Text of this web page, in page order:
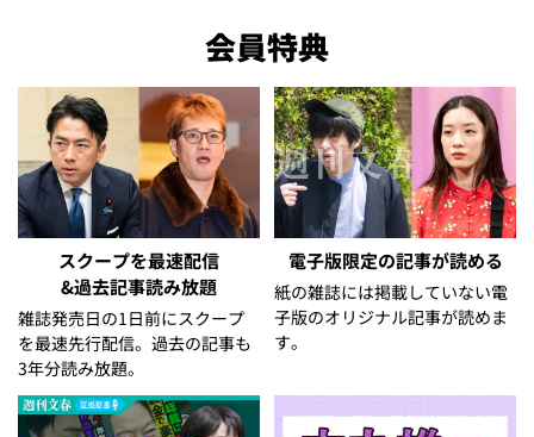
会員特典
スクープを最速配信
&過去記事読み放題
雑誌発売日の1日前にスクープ
を最速先行配信。過去の記事も
3年分読み放題。
電子版限定の記事が読める
紙の雑誌には掲載していない電
子版のオリジナル記事が読めま
す。